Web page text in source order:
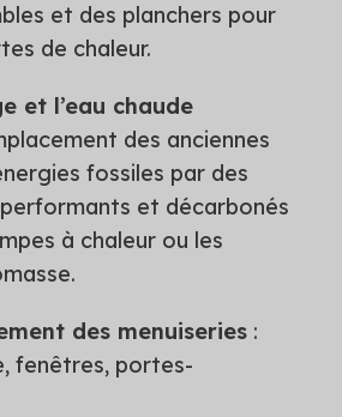
et des planchers pour
de chaleur.
et l’eau chaude
des anciennes
fossiles par des
et décarbonés
à chaleur ou les
des menuiseries :
fenêtres, portes-